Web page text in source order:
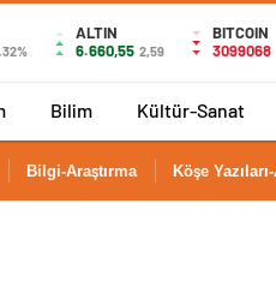
ALTIN
6.660,55 2,59
BITCOIN
3099068
Bilim Kültür-Sanat
Bilgi-Araştırma Köşe